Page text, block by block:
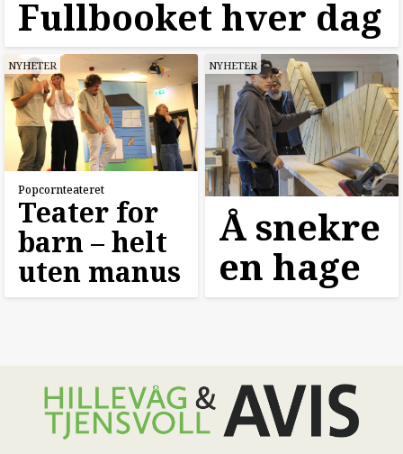
Fullbooket hver dag
NYHETER
Popcornteateret
Teater for
barn –⁠ helt
uten manus
NYHETER
Å snekre
en hage